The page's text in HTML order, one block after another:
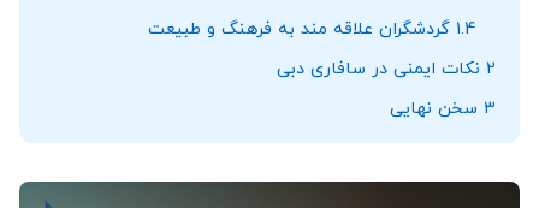
1.4 گردشگران علاقه‌ مند به فرهنگ و طبیعت
2 نکات ایمنی در سافاری دبی
3 سخن نهایی